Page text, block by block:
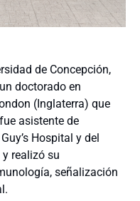
de Concepción,
doctorado en
(Inglaterra) que
asistente de
Hospital y del
realizó su
señalización